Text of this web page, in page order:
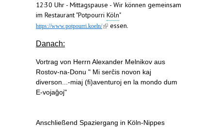
12:30 Uhr - Mittagspause - Wir können gemeinsam
im Restaurant "Potpourri Köln"
https://www.potpourri.koeln/(link is external)
essen.
Danach:
Vortrag von Herrn Alexander Melnikov aus
Rostov-na-Donu " Mi serĉis novon kaj
diverson...-miaj (fi)aventuroj en la mondo dum
E-vojaĝoj"
Anschließend Spaziergang in Köln-Nippes